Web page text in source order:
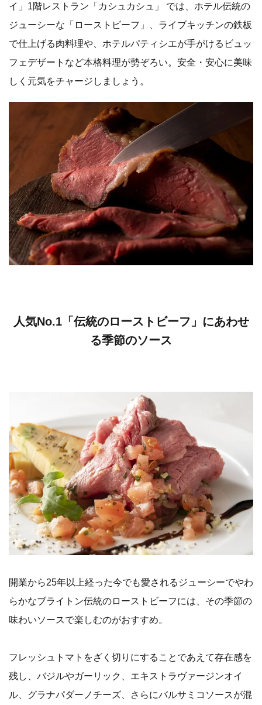
イ」1階レストラン「カシュカシュ」 では、ホテル伝統の
ジューシーな「ローストビーフ」、ライブキッチンの鉄板
で仕上げる肉料理や、ホテルパティシエが手がけるビュッ
フェデザートなど本格料理が勢ぞろい。安全・安心に美味
しく元気をチャージしましょう。
人気No.1「伝統のローストビーフ」にあわせ
る季節のソース
開業から25年以上経った今でも愛されるジューシーでやわ
らかなブライトン伝統のローストビーフには、その季節の
味わいソースで楽しむのがおすすめ。
フレッシュトマトをざく切りにすることであえて存在感を
残し、バジルやガーリック、エキストラヴァージンオイ
ル、グラナパダーノチーズ、さらにバルサミコソースが混